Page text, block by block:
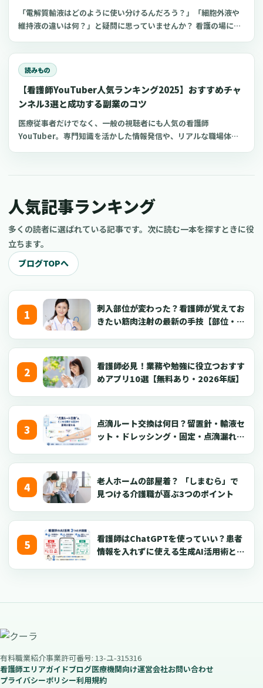
「電解質輸液はどのように使い分けるんだろう？」「細胞外液や
維持液の違いは何？」と疑問に思っていませんか？ 看護の場にお
類は多く、看護師がそれぞれの輸液製剤の特徴や使い分けを理解
するのは難しいものです。 今回は、看護師が知っておきたい電解
質輸液の種類と違いについてわかりやすく解説します。
読みもの
【看護師YouTuber人気ランキング2025】おすすめチャ
ンネル3選と成功する副業のコツ
医療従事者だけでなく、一般の視聴者にも人気の看護師
YouTuber。専門知識を活かした情報発信や、リアルな職場体験
看護師がYouTube副業を成功させるコツについてご紹介します。
に興味がある一般の方もぜひ参考にしてくださいね。
人気記事ランキング
多くの読者に選ばれている記事です。次に読む一本を探すときに役
立ちます。
ブログTOPへ
刺入部位が変わった？看護師が覚えてお
きたい筋肉注射の最新の手技【部位・
看護師必見！業務や勉強に役立つおすす
めアプリ10選【無料あり・2026年版】
点滴ルート交換は何日？留置針・輸液セ
ット・ドレッシング・固定・点滴漏れ対
老人ホームの部屋着？ 「しまむら」で
見つける介護職が喜ぶ3つのポイント
看護師はChatGPTを使っていい？患者
情報を入れずに使える生成AI活用術とプ
有料職業紹介事業許可番号: 13-ユ-315316
看護師エリアガイドブログ医療機関向け運営会社お問い合わせ
プライバシーポリシー利用規約